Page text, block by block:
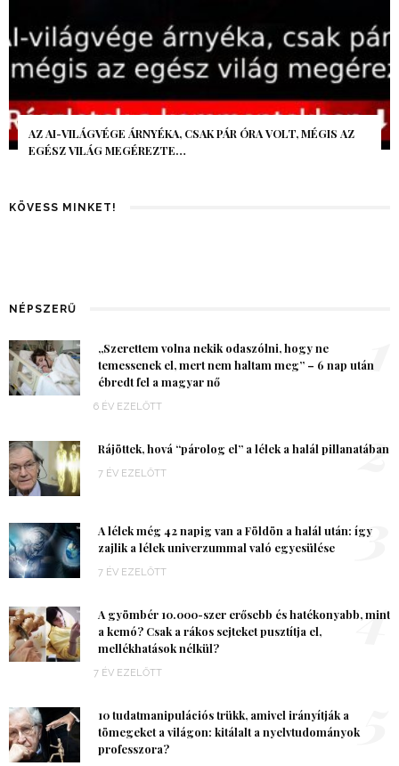
AZ AI-VILÁGVÉGE ÁRNYÉKA, CSAK PÁR ÓRA VOLT, MÉGIS AZ
EGÉSZ VILÁG MEGÉREZTE…
KÖVESS MINKET!
NÉPSZERŰ
„Szerettem volna nekik odaszólni, hogy ne
temessenek el, mert nem haltam meg” – 6 nap után
ébredt fel a magyar nő
6 ÉV EZELŐTT
1
Rájöttek, hová “párolog el” a lélek a halál pillanatában
7 ÉV EZELŐTT 2
A lélek még 42 napig van a Földön a halál után: így
zajlik a lélek univerzummal való egyesülése
7 ÉV EZELŐTT
3
A gyömbér 10.000-szer erősebb és hatékonyabb, mint
a kemó? Csak a rákos sejteket pusztítja el,
mellékhatások nélkül?
7 ÉV EZELŐTT
4
10 tudatmanipulációs trükk, amivel irányítják a
tömegeket a világon: kitálalt a nyelvtudományok
professzora?